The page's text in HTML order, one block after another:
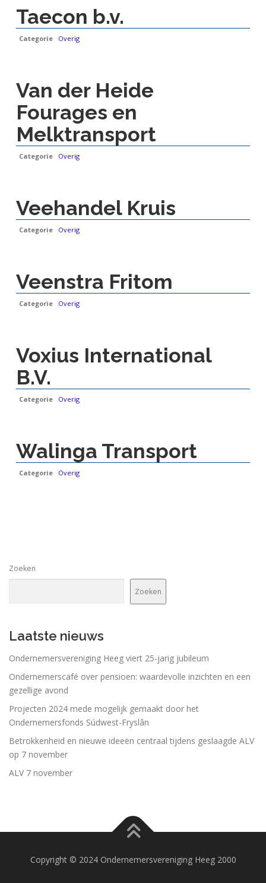
Taecon b.v.
Categorie Overig
Van der Heide
Fourages en
Melktransport
Categorie Overig
Veehandel Kruis
Categorie Overig
Veenstra Fritom
Categorie Overig
Voxius International
B.V.
Categorie Overig
Walinga Transport
Categorie Overig
Zoeken
Zoeken
Laatste nieuws
Ondernemersvereniging Heeg viert 25-jarig jubileum
Ondernemerscafé over pensioen: waardevolle inzichten en een
gezellige avond
Projecten 2024 mede mogelijk gemaakt door het
Ondernemersfonds Súdwest-Fryslân
Betrokkenheid en nieuwe ideeën centraal tijdens geslaagde ALV
op 7 november
ALV 7 november
Copyright © 2024 Ondernemersvereniging Heeg 2000